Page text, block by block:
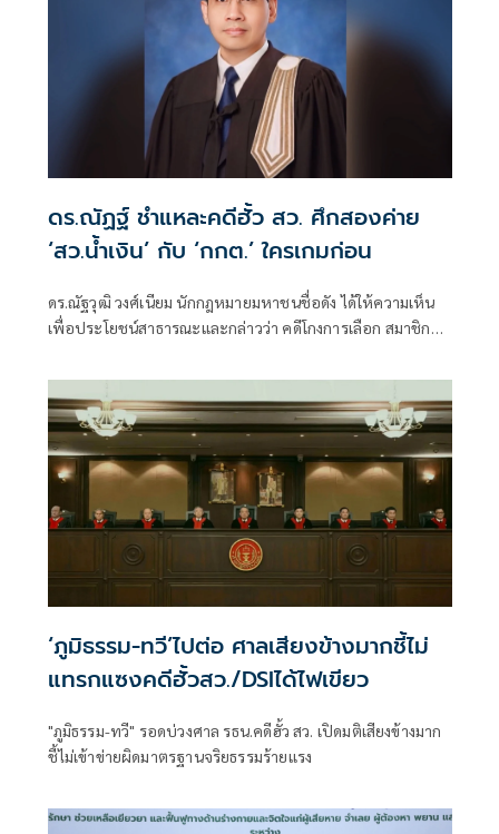
ดร.ณัฏฐ์ ชำแหละคดีฮั้ว สว. ศึกสองค่าย
‘สว.น้ำเงิน’ กับ ‘กกต.’ ใครเกมก่อน
ดร.ณัฐวุฒิ วงศ์เนียม นักกฎหมายมหาชนชื่อดัง ได้ให้ความเห็น
เพื่อประโยชน์สาธารณะและกล่าวว่า คดีโกงการเลือก สมาชิก
‘ภูมิธรรม-ทวี’ไปต่อ ศาลเสียงข้างมากชี้ไม่
แทรกแซงคดีฮั้วสว./DSIได้ไฟเขียว
"ภูมิธรรม-ทวี" รอดบ่วงศาล รธน.คดีฮั้ว สว. เปิดมติเสียงข้างมาก
ชี้ไม่เข้าข่ายผิดมาตรฐานจริยธรรมร้ายแรง